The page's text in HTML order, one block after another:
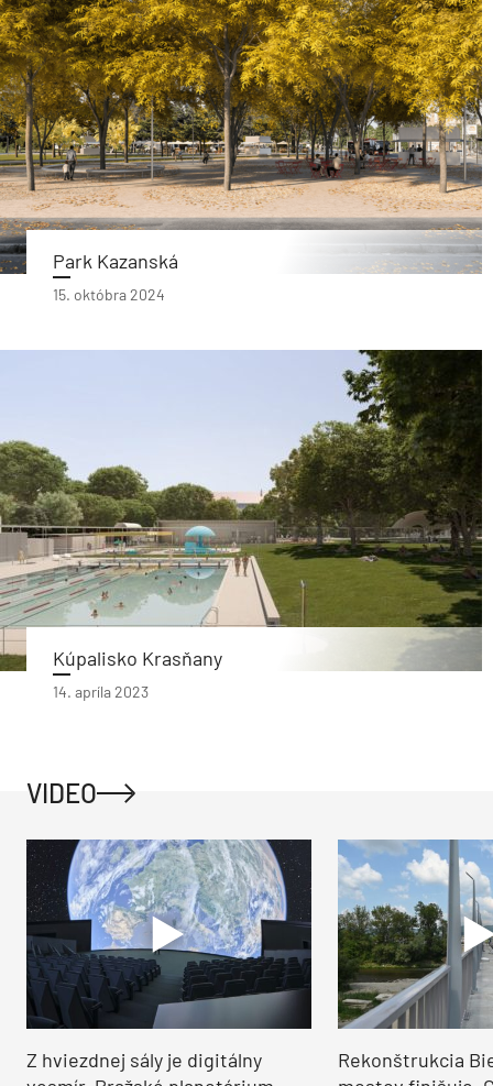
Park Kazanská
15. októbra 2024
Kúpalisko Krasňany
14. apríla 2023
VIDEO
Z hviezdnej sály je digitálny
Rekonštrukcia